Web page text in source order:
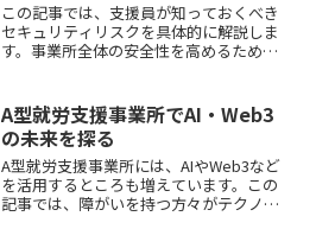
この記事では、支援員が知っておくべき
セキュリティリスクを具体的に解説しま
す。事業所全体の安全性を高めるために
A型就労支援事業所でAI・Web3
の未来を探る
A型就労支援事業所には、AIやWeb3など
を活用するところも増えています。この
記事では、障がいを持つ方々がテクノロ